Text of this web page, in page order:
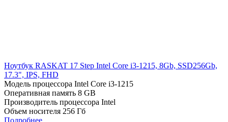
Ноутбук RASKAT 17 Step Intel Core i3-1215, 8Gb, SSD256Gb,
17.3", IPS, FHD
Модель процессора Intel Core i3-1215
Оперативная память 8 GB
Производитель процессора Intel
Объем носителя 256 Гб